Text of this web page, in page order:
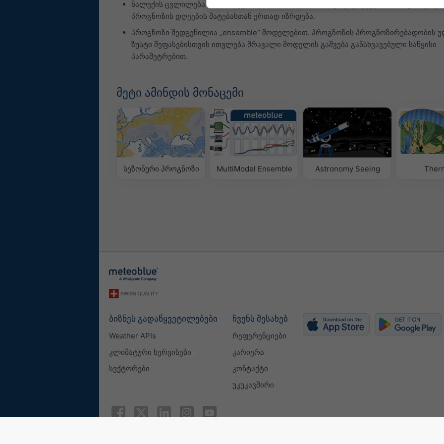
ნალექის ცვლილება წარმოდგენილია სიმბოლოთი „T“. ეს გაურკვევობა, როგორც წესი,
პროგნოზის დღეების მატებასთან ერთად იზრდება.
პროგნოზი შედგენილია „ensemble“ მოდელებით. პროგნოზის პროგნოზირებადობის
ზუსტი შეფასებისთვის ითვლება მრავალი მოდელის გაშვება განსხვავებული საწყისი
პარამეტრებით.
მეტი ამინდის მონაცემი
სეზონური პროგნოზი MultiModel Ensemble Astronomy Seeing
ბიზნეს გადაწყვეტილებები
Weather APIs
კლიმატური სერვისები
სექტორები
ჩვენს შესახებ
რეფერენციები
კარიერა
კონტაქტი
უკუკავშირი